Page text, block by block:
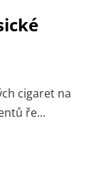
cigaret na
ře...